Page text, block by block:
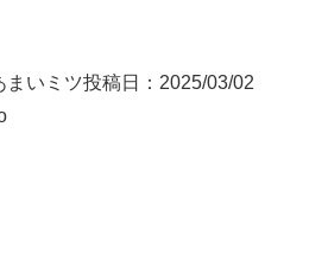
まいミツ投稿日：2025/03/02